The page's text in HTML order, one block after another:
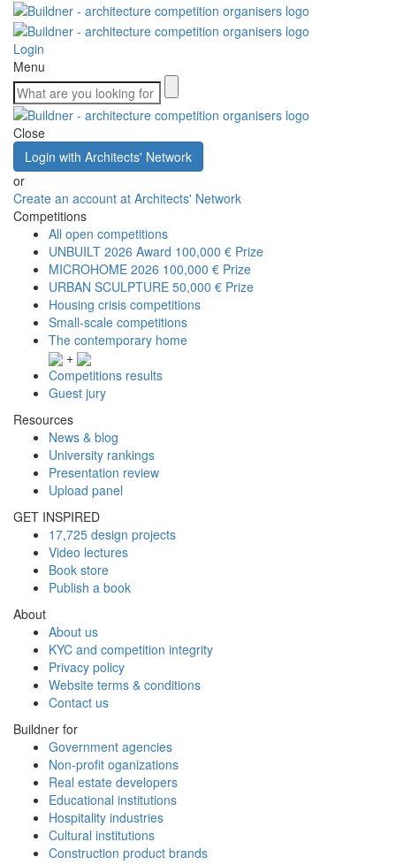
Login
Menu
Close
Login with Architects' Network
or
Create an account at Architects' Network
Competitions
All open competitions
UNBUILT 2026 Award 100,000 € Prize
MICROHOME 2026 100,000 € Prize
URBAN SCULPTURE 50,000 € Prize
Housing crisis competitions
Small-scale competitions
The contemporary home
+
Competitions results
Guest jury
Resources
News & blog
University rankings
Presentation review
Upload panel
GET INSPIRED
17,725 design projects
Video lectures
Book store
Publish a book
About
About us
KYC and competition integrity
Privacy policy
Website terms & conditions
Contact us
Buildner for
Government agencies
Non-profit oganizations
Real estate developers
Educational institutions
Hospitality industries
Cultural institutions
Construction product brands